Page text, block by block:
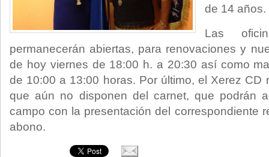
de 14 años.
Las
permanecerán abiertas, para renovaciones y
de hoy viernes de 18:00 h. a 20:30 así como
de 10:00 a 13:00 horas. Por último, el Xerez CD
que aún no disponen del carnet, que podrán
campo con la presentación del correspondiente
abono.